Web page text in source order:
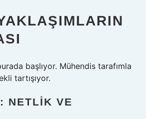
başlıyor. Mühendis tarafımla
tartışıyor.
NETLIK VE